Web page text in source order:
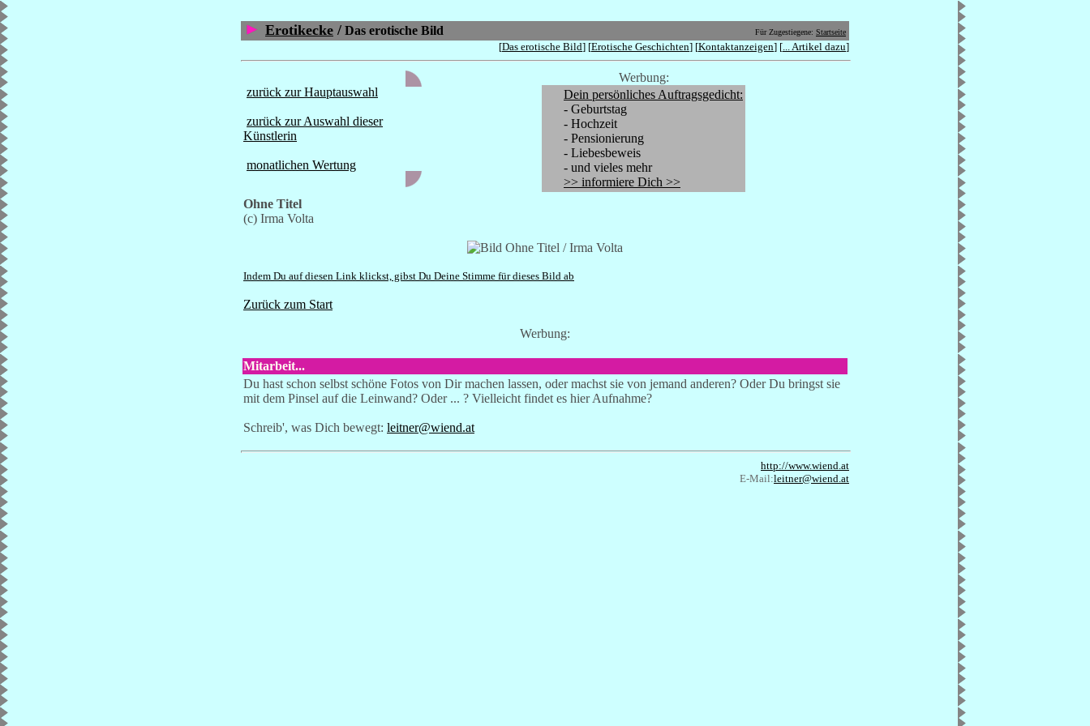
Erotikecke / Das erotische Bild Für Zugestiegene: Startseite
[Das erotische Bild] [Erotische Geschichten] [Kontaktanzeigen] [... Artikel dazu]
zurück zur Hauptauswahl
zurück zur Auswahl dieser
Künstlerin
monatlichen Wertung
Werbung:
Dein persönliches Auftragsgedicht:
- Geburtstag
- Hochzeit
- Pensionierung
- Liebesbeweis
- und vieles mehr
>> informiere Dich >>
Ohne Titel
(c) Irma Volta
Indem Du auf diesen Link klickst, gibst Du Deine Stimme für dieses Bild ab
Zurück zum Start
Werbung:
Mitarbeit...
Du hast schon selbst schöne Fotos von Dir machen lassen, oder machst sie von jemand anderen? Oder Du bringst sie
mit dem Pinsel auf die Leinwand? Oder ... ? Vielleicht findet es hier Aufnahme?
Schreib', was Dich bewegt: leitner@wiend.at
http://www.wiend.at
E-Mail:leitner@wiend.at